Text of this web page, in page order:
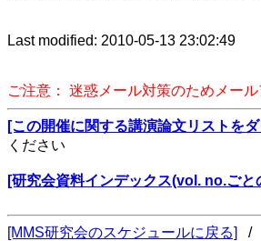
Last modified: 2010-05-13 23:02:49
ご注意： 迷惑メール対策のためメー
[この開催に関する講演論文リストを
ください
[研究会資料インデックス(vol. no.ごと
[MMS研究会のスケジュールに戻る] /